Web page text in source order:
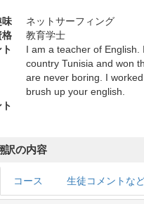
味
ネットサーフィング
格
教育学士
I am a teacher of
country Tunisia and won
are never boring. I
brush up your english.
訳の内容
コース 生徒コメントな